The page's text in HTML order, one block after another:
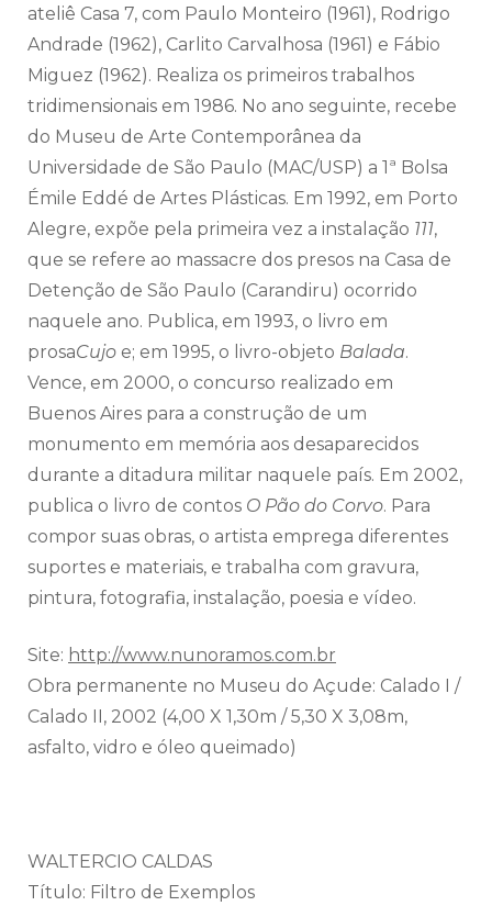
ateliê Casa 7, com Paulo Monteiro (1961), Rodrigo
Andrade (1962), Carlito Carvalhosa (1961) e Fábio
Miguez (1962). Realiza os primeiros trabalhos
tridimensionais em 1986. No ano seguinte, recebe
do Museu de Arte Contemporânea da
Universidade de São Paulo (MAC/USP) a 1ª Bolsa
Émile Eddé de Artes Plásticas. Em 1992, em Porto
Alegre, expõe pela primeira vez a instalação 111,
que se refere ao massacre dos presos na Casa de
Detenção de São Paulo (Carandiru) ocorrido
naquele ano. Publica, em 1993, o livro em
prosaCujo e; em 1995, o livro-objeto Balada.
Vence, em 2000, o concurso realizado em
Buenos Aires para a construção de um
monumento em memória aos desaparecidos
durante a ditadura militar naquele país. Em 2002,
publica o livro de contos O Pão do Corvo. Para
compor suas obras, o artista emprega diferentes
suportes e materiais, e trabalha com gravura,
pintura, fotografia, instalação, poesia e vídeo.
Site: http://www.nunoramos.com.br
Obra permanente no Museu do Açude: Calado I /
Calado II, 2002 (4,00 X 1,30m / 5,30 X 3,08m,
asfalto, vidro e óleo queimado)
WALTERCIO CALDAS
Título: Filtro de Exemplos